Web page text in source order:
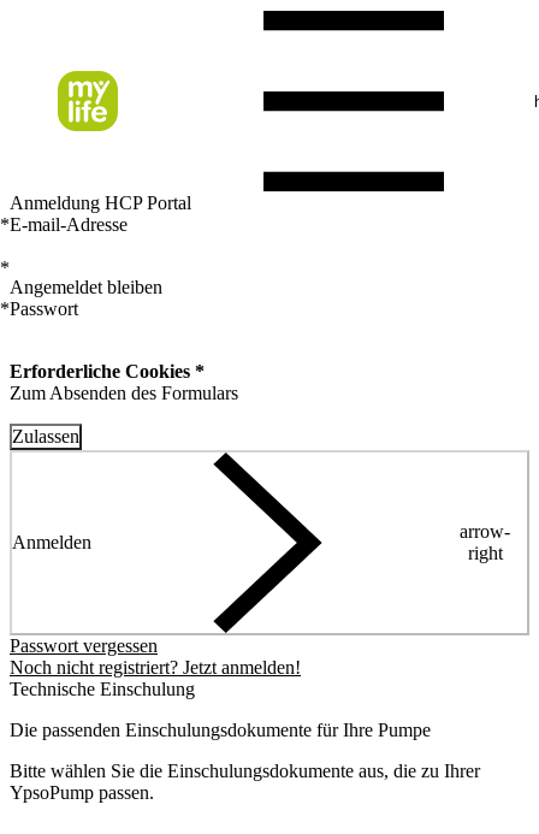
Anmeldung HCP Portal
*E-mail-Adresse
*
Angemeldet bleiben
*Passwort
Erforderliche Cookies *
Zum Absenden des Formulars
Zulassen
Anmelden
arrow-
right
Passwort vergessen
Noch nicht registriert? Jetzt anmelden!
Technische Einschulung
Die passenden Einschulungsdokumente für Ihre Pumpe
Bitte wählen Sie die Einschulungsdokumente aus, die zu Ihrer
YpsoPump passen.